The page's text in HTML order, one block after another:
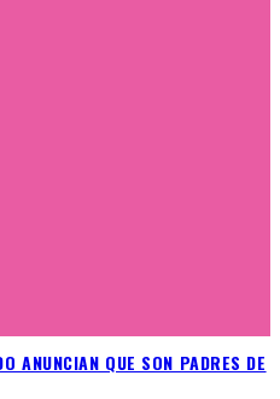
ANUNCIAN QUE SON PADRES DE